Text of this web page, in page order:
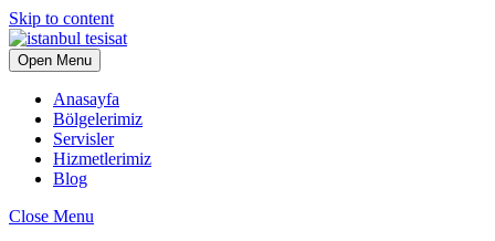
Skip to content
Open Menu
Anasayfa
Bölgelerimiz
Servisler
Hizmetlerimiz
Blog
Close Menu